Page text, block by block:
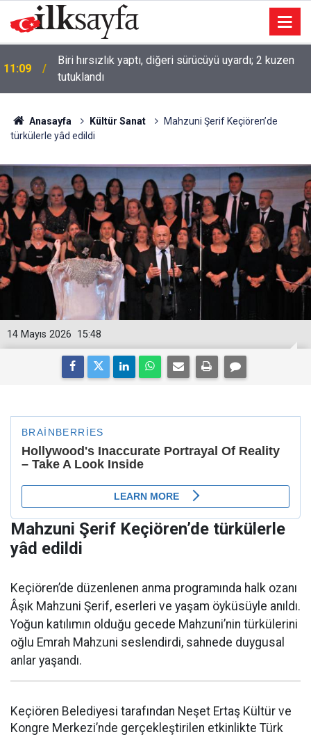
11:09
Biri hırsızlık yaptı, diğeri sürücüyü uyardı; 2 kuzen
tutuklandı
Anasayfa Kültür Sanat
Mahzuni Şerif Keçiören’de
türkülerle yâd edildi
15:48
14 Mayıs 2026
Mahzuni Şerif Keçiören’de türkülerle
yâd edildi
Keçiören’de düzenlenen anma programında halk ozanı
Âşık Mahzuni Şerif, eserleri ve yaşam öyküsüyle anıldı.
Yoğun katılımın olduğu gecede Mahzuni’nin türkülerini
oğlu Emrah Mahzuni seslendirdi, sahnede duygusal
anlar yaşandı.
Keçiören Belediyesi tarafından Neşet Ertaş Kültür ve
Kongre Merkezi’nde gerçekleştirilen etkinlikte Türk